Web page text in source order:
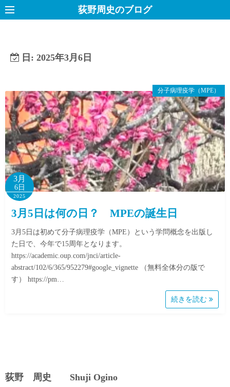
コ
ン
キ
ッ
プ
荻野周史のブログ
日: 2025年3月6日
分子病理疫学（MPE）
3月
6日
2025
3月5日は何の日？ MPEの誕生日
3月5日は初めて分子病理疫学（MPE）という学問概念を出版し
た日で、今年で15周年となります。
https://academic.oup.com/jnci/article-
abstract/102/6/365/952279#google_vignette （無料全体分の版で
す） https://pm…
続きを読む
荻野 周史 Shuji Ogino